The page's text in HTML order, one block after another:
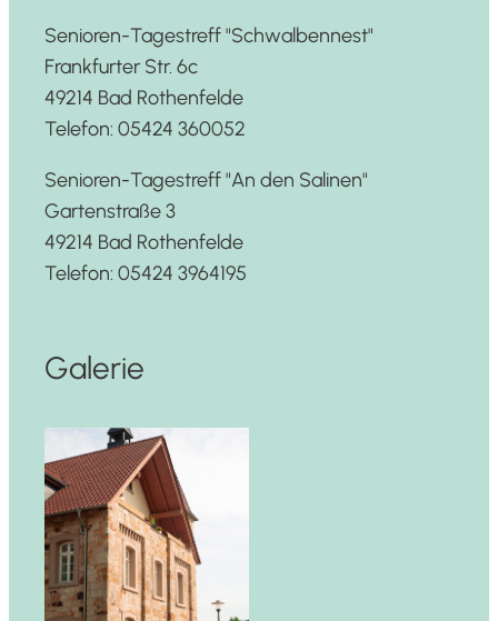
Senioren-Tagestreff "Schwalbennest"
Frankfurter Str. 6c
49214 Bad Rothenfelde
Telefon: 05424 360052
Senioren-Tagestreff "An den Salinen"
Gartenstraße 3
49214 Bad Rothenfelde
Telefon: 05424 3964195
Galerie